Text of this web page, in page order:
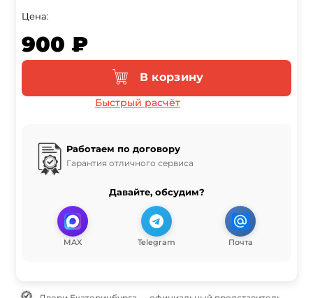
Цена:
900 ₽
В корзину
Быстрый расчёт
Работаем по договору
Гарантия отличного сервиса
Давайте, обсудим?
MAX Telegram Почта